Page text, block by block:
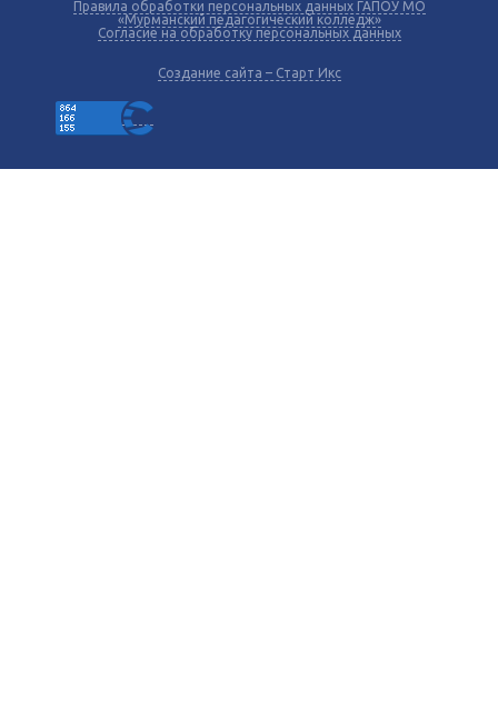
Правила обработки персональных данных ГАПОУ МО
«Мурманский педагогический колледж»
Согласие на обработку персональных данных
Создание сайта – Старт Икс